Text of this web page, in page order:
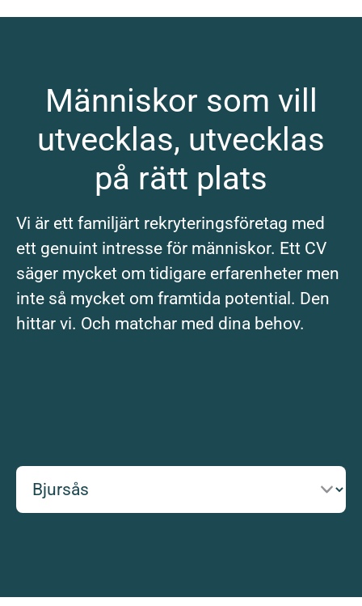
Människor som vill
utvecklas, utvecklas
på rätt plats
Vi är ett familjärt rekryteringsföretag med
ett genuint intresse för människor. Ett CV
säger mycket om tidigare erfarenheter men
inte så mycket om framtida potential. Den
hittar vi. Och matchar med dina behov.